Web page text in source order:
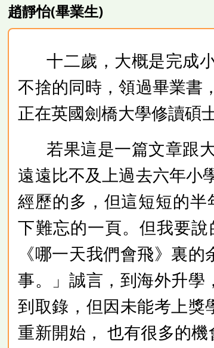
趙靜怡(畢業生)
十二歲，大概是完成
不捨的同時，領過畢業書
正在英國劍橋大學修讀碩
若果這是一篇文章跟
遠遠比不及上過去六年小
經歷的多，但這短短的
下難忘的一頁。但我要
《哪一天我們會飛》裏
事。」誠言，到海外升學
到取錄，但因未能考上獎
重新開始， 也有很多的